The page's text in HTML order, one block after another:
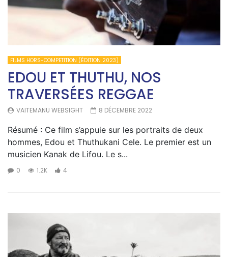
FILMS HORS-COMPETITION (ÉDITION 2023)
EDOU ET THUTHU, NOS
TRAVERSÉES REGGAE
VAITEMANU WEBSIGHT 8 DÉCEMBRE 2022
Résumé : Ce film s’appuie sur les portraits de deux
hommes, Edou et Thuthukani Cele. Le premier est un
musicien Kanak de Lifou. Le s...
0 1.2K 4